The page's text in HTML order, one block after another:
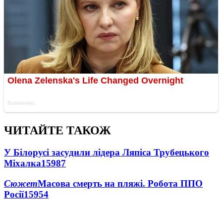
ЧИТАЙТЕ ТАКОЖ
У Білорусі засудили лідера Ляпіса Трубецького
Міхалка15987
СюжетМасова смерть на пляжі. Робота ППО
Росії15954